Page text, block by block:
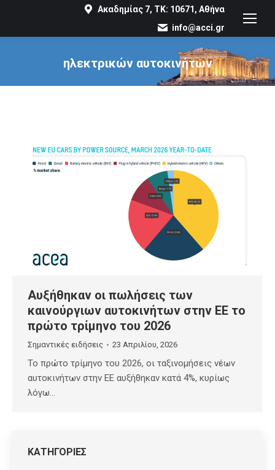
Ακαδημίας 7, ΤΚ: 10671, Αθήνα
info@acci.gr
ηλεκτρικών αυτοκινήτων
You are here:
Αυξήθηκαν οι πωλήσεις των
καινούργιων αυτοκινήτων στην ΕΕ το
πρώτο τρίμηνο του 2026
Σημαντικές ειδήσεις 23 Απριλίου, 2026
Το πρώτο τρίμηνο του 2026, οι ταξινομήσεις νέων
αυτοκινήτων στην ΕΕ αυξήθηκαν κατά 4%, κυρίως
λόγω…
ΚΑΤΗΓΟΡΙΕΣ